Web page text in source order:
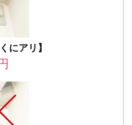
にアリ】